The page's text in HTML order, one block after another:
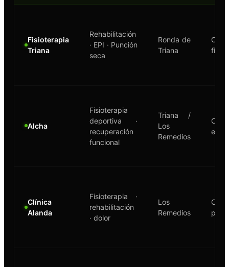
Fisioterapia
Triana
Rehabilitación
· EPI · Punción
seca
Ronda de
Triana
Alcha
Fisioterapia
deportiva ·
recuperación
funcional
Triana /
Los
Remedios
Clínica
Alanda
Fisioterapia ·
rehabilitación
· dolor
Los
Remedios